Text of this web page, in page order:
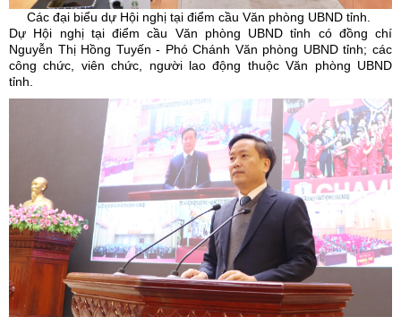
Các đại biểu dự Hội nghị tại điểm cầu Văn phòng UBND tỉnh.
Dự Hội nghị tại điểm cầu Văn phòng UBND tỉnh có đồng chí
Nguyễn Thị Hồng Tuyến - Phó Chánh Văn phòng UBND tỉnh; các
công chức, viên chức, người lao động thuộc Văn phòng UBND
tỉnh.